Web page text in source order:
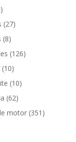
235
productos
2727
88
productos
126126
1010
productos
1010
6262
productos
motor 351 351